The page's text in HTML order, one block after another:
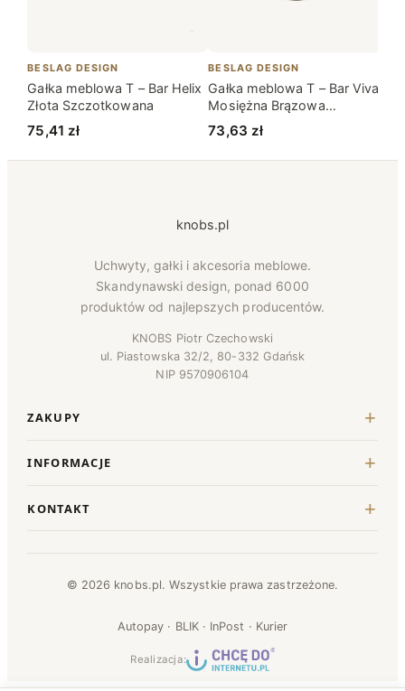
BESLAG DESIGN
Gałka meblowa T – Bar Helix
Złota Szczotkowana
75,41 zł
BESLAG DESIGN
Gałka meblowa T – Bar Viva
Mosiężna Brązowa
Szczotkowana
73,63 zł
knobs.pl
Uchwyty, gałki i akcesoria meblowe.
Skandynawski design, ponad 6000
produktów od najlepszych producentów.
KNOBS Piotr Czechowski
ul. Piastowska 32/2, 80-332 Gdańsk
NIP 9570906104
ZAKUPY
INFORMACJE
KONTAKT
© 2026 knobs.pl. Wszystkie prawa zastrzeżone.
Autopay · BLIK · InPost · Kurier
Realizacja: